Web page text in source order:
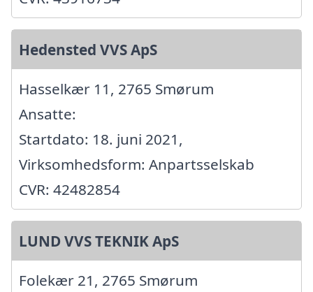
Hedensted VVS ApS
Hasselkær 11, 2765 Smørum
Ansatte:
Startdato: 18. juni 2021,
Virksomhedsform: Anpartsselskab
CVR: 42482854
LUND VVS TEKNIK ApS
Folekær 21, 2765 Smørum